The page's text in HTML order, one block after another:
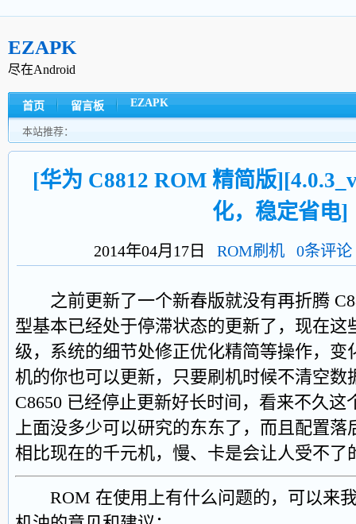
EZAPK
尽在Android
首页 留言板 EZAPK
本站推荐：
[华为 C8812 ROM 精简版
化，稳定省电]
2014年04月17日 ROM刷机 0条评论
之前更新了一个新春版就没有再折腾
型基本已经处于停滞状态的更新了，现在这
级，系统的细节处修正优化精简等操作，变
机的你也可以更新，只要刷机时候不清
C8650 已经停止更新好长时间，看来不久
上面没多少可以研究的东东了，而且配置
相比现在的千元机，慢、卡是会让人受不了
ROM 在使用上有什么问题的，可以来